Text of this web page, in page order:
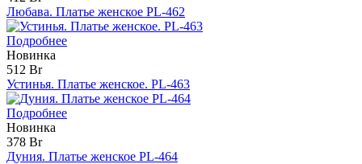
Любава. Платье женское PL-462
Подробнее
Новинка
512 Br
Устинья. Платье женское. PL-463
Подробнее
Новинка
378 Br
Дуния. Платье женское PL-464